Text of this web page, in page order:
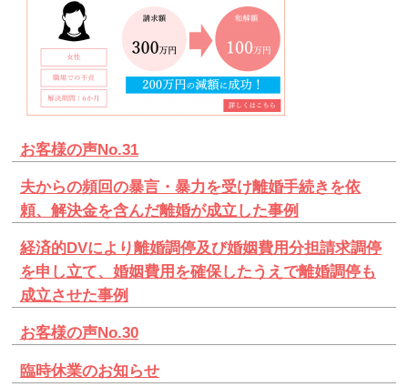
お客様の声No.31
夫からの頻回の暴言・暴力を受け離婚手続きを依
頼、解決金を含んだ離婚が成立した事例
経済的DVにより離婚調停及び婚姻費用分担請求調停
を申し立て、婚姻費用を確保したうえで離婚調停も
成立させた事例
お客様の声No.30
臨時休業のお知らせ